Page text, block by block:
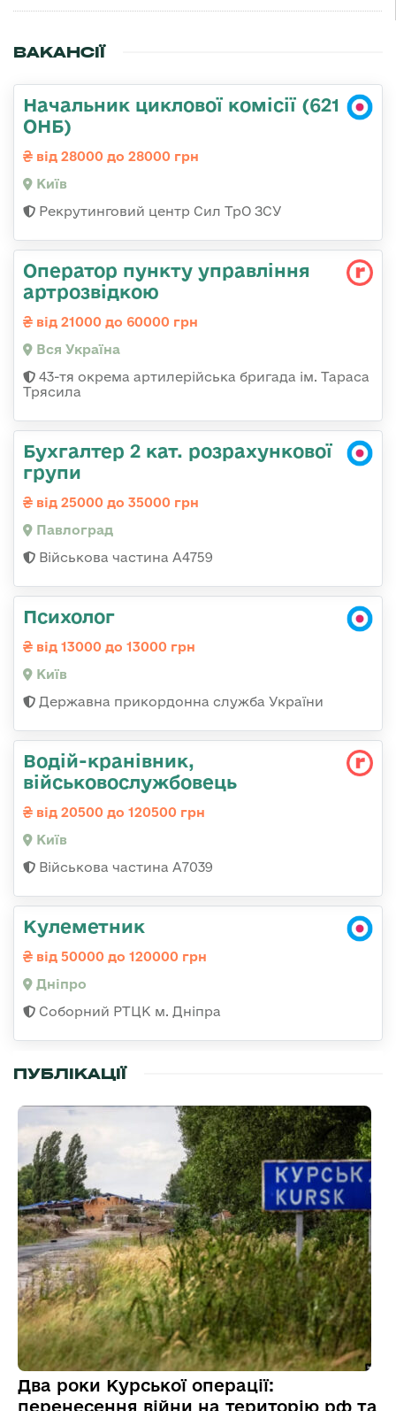
ВАКАНСІЇ
Начальник циклової комісії (621
ОНБ)
від 28000 до 28000 грн
Київ
Рекрутинговий центр Сил ТрО ЗСУ
Оператор пункту управління
артрозвідкою
від 21000 до 60000 грн
Вся Україна
43-тя окрема артилерійська бригада ім. Тараса
Трясила
Бухгалтер 2 кат. розрахункової
групи
від 25000 до 35000 грн
Павлоград
Військова частина А4759
Психолог
від 13000 до 13000 грн
Київ
Державна прикордонна служба України
Водій-кранівник,
військовослужбовець
від 20500 до 120500 грн
Київ
Військова частина А7039
Кулеметник
від 50000 до 120000 грн
Дніпро
Соборний РТЦК м. Дніпра
ПУБЛІКАЦІЇ
Два роки Курської операції:
перенесення війни на територію рф та